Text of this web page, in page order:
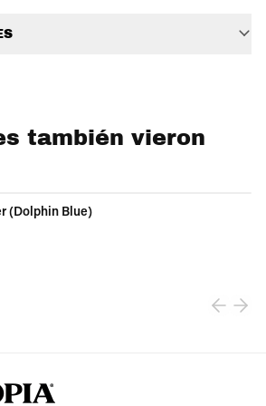
también vieron
(Dolphin Blue)